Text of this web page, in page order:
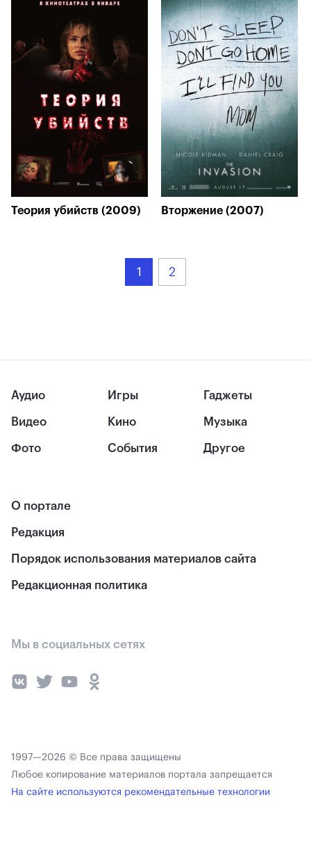
Теория убийств (2009) Вторжение (2007)
1 2
Аудио
Видео
Фото
Игры
Кино
События
Гаджеты
Музыка
Другое
О портале
Редакция
Порядок использования материалов сайта
Редакционная политика
Мы в социальных сетях
1997—2026 © Все права защищены
Любое копирование материалов портала запрещается
На сайте используются рекомендательные технологии